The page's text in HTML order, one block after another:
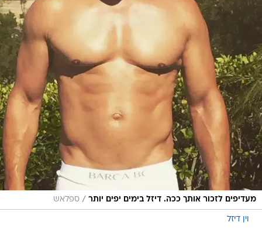
מעדיפים לזכור אותך ככה. דיזל בימים יפים יותר / ספלאש
וין דיזל